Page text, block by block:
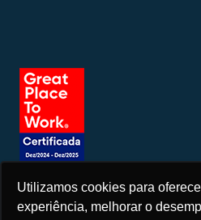
Utilizamos cookies para
experiência, melhorar o
Seja um